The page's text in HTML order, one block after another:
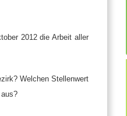
2012 die Arbeit aller
Welchen Stellenwert